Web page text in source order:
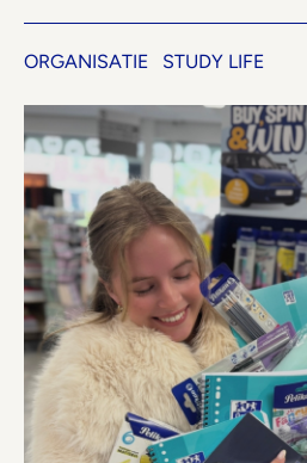
ORGANISATIE STUDY LIFE